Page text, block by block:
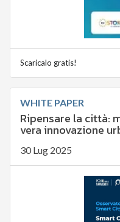
Scaricalo gratis!
WHITE PAPER
Ripensare la città:
vera innovazione
30 Lug 2025